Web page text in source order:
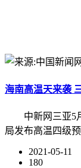
海南高温天来袭
中新网三亚5月
局发布高温四级
2021-05-11
180